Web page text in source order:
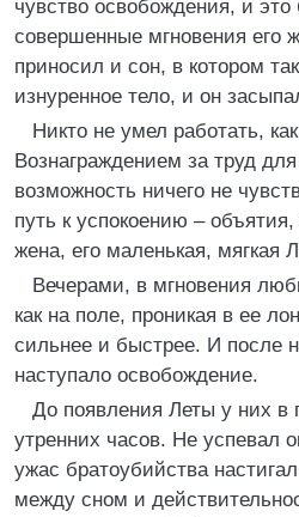
чувство освобождения, и
совершенные мгновения его
приносил и сон, в котором
изнуренное тело, и он
Никто не умел работать,
Вознаграждением за труд
возможность ничего не
путь к успокоению –
жена, его маленькая, мягкая
Вечерами, в мгновения
как на поле, проникая в ее
сильнее и быстрее. И после
наступало освобождение.
До появления Леты у них в
утренних часов. Не успевал
ужас братоубийства
между сном и